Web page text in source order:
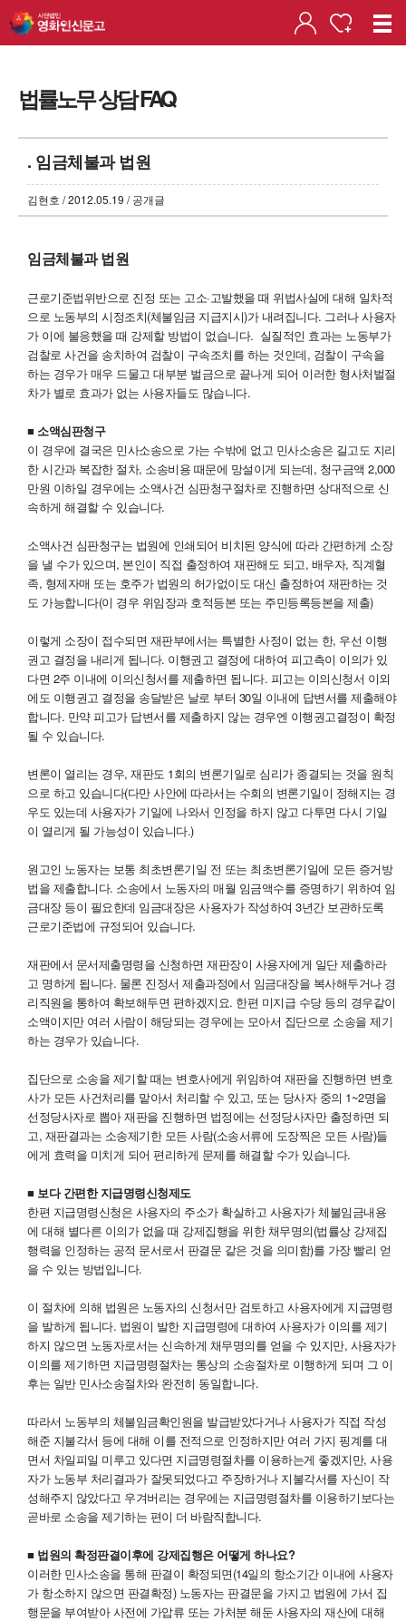
법률노무 상담 FAQ
. 임금체불과 법원
김현호 / 2012.05.19 / 공개글
임금체불과 법원
근로기준법위반으로 진정 또는 고소·고발했을 때 위법사실에 대해 일차적
으로 노동부의 시정조치(체불임금 지급지시)가 내려집니다. 그러나 사용자
가 이에 불응했을 때 강제할 방법이 없습니다. 실질적인 효과는 노동부가
검찰로 사건을 송치하여 검찰이 구속조치를 하는 것인데, 검찰이 구속을
하는 경우가 매우 드물고 대부분 벌금으로 끝나게 되어 이러한 형사처벌절
차가 별로 효과가 없는 사용자들도 많습니다.
■ 소액심판청구
이 경우에 결국은 민사소송으로 가는 수밖에 없고 민사소송은 길고도 지리
한 시간과 복잡한 절차, 소송비용 때문에 망설이게 되는데, 청구금액 2,000
만원 이하일 경우에는 소액사건 심판청구절차로 진행하면 상대적으로 신
속하게 해결할 수 있습니다.
소액사건 심판청구는 법원에 인쇄되어 비치된 양식에 따라 간편하게 소장
을 낼 수가 있으며, 본인이 직접 출정하여 재판해도 되고, 배우자, 직계혈
족, 형제자매 또는 호주가 법원의 허가없이도 대신 출정하여 재판하는 것
도 가능합니다(이 경우 위임장과 호적등본 또는 주민등록등본을 제출)
이렇게 소장이 접수되면 재판부에서는 특별한 사정이 없는 한, 우선 이행
권고 결정을 내리게 됩니다. 이행권고 결정에 대하여 피고측이 이의가 있
다면 2주 이내에 이의신청서를 제출하면 됩니다. 피고는 이의신청서 이외
에도 이행권고 결정을 송달받은 날로 부터 30일 이내에 답변서를 제출해야
합니다. 만약 피고가 답변서를 제출하지 않는 경우엔 이행권고결정이 확정
될 수 있습니다.
변론이 열리는 경우, 재판도 1회의 변론기일로 심리가 종결되는 것을 원칙
으로 하고 있습니다(다만 사안에 따라서는 수회의 변론기일이 정해지는 경
우도 있는데 사용자가 기일에 나와서 인정을 하지 않고 다투면 다시 기일
이 열리게 될 가능성이 있습니다.)
원고인 노동자는 보통 최초변론기일 전 또는 최초변론기일에 모든 증거방
법을 제출합니다. 소송에서 노동자의 매월 임금액수를 증명하기 위하여 임
금대장 등이 필요한데 임금대장은 사용자가 작성하여 3년간 보관하도록
근로기준법에 규정되어 있습니다.
재판에서 문서제출명령을 신청하면 재판장이 사용자에게 일단 제출하라
고 명하게 됩니다. 물론 진정서 제출과정에서 임금대장을 복사해두거나 경
리직원을 통하여 확보해두면 편하겠지요. 한편 미지급 수당 등의 경우같이
소액이지만 여러 사람이 해당되는 경우에는 모아서 집단으로 소송을 제기
하는 경우가 있습니다.
집단으로 소송을 제기할 때는 변호사에게 위임하여 재판을 진행하면 변호
사가 모든 사건처리를 맡아서 처리할 수 있고, 또는 당사자 중의 1~2명을
선정당사자로 뽑아 재판을 진행하면 법정에는 선정당사자만 출정하면 되
고, 재판결과는 소송제기한 모든 사람(소송서류에 도장찍은 모든 사람)들
에게 효력을 미치게 되어 편리하게 문제를 해결할 수가 있습니다.
■ 보다 간편한 지급명령신청제도
한편 지급명령신청은 사용자의 주소가 확실하고 사용자가 체불임금내용
에 대해 별다른 이의가 없을 때 강제집행을 위한 채무명의(법률상 강제집
행력을 인정하는 공적 문서로서 판결문 같은 것을 의미함)를 가장 빨리 얻
을 수 있는 방법입니다.
이 절차에 의해 법원은 노동자의 신청서만 검토하고 사용자에게 지급명령
을 발하게 됩니다. 법원이 발한 지급명령에 대하여 사용자가 이의를 제기
하지 않으면 노동자로서는 신속하게 채무명의를 얻을 수 있지만, 사용자가
이의를 제기하면 지급명령절차는 통상의 소송절차로 이행하게 되며 그 이
후는 일반 민사소송절차와 완전히 동일합니다.
따라서 노동부의 체불임금확인원을 발급받았다거나 사용자가 직접 작성
해준 지불각서 등에 대해 이를 전적으로 인정하지만 여러 가지 핑계를 대
면서 차일피일 미루고 있다면 지급명령절차를 이용하는게 좋겠지만, 사용
자가 노동부 처리결과가 잘못되었다고 주장하거나 지불각서를 자신이 작
성해주지 않았다고 우겨버리는 경우에는 지급명령절차를 이용하기보다는
곧바로 소송을 제기하는 편이 더 바람직합니다.
■ 법원의 확정판결이후에 강제집행은 어떻게 하나요?
이러한 민사소송을 통해 판결이 확정되면(14일의 항소기간 이내에 사용자
가 항소하지 않으면 판결확정) 노동자는 판결문을 가지고 법원에 가서 집
행문을 부여받아 사전에 가압류 또는 가처분 해둔 사용자의 재산에 대해